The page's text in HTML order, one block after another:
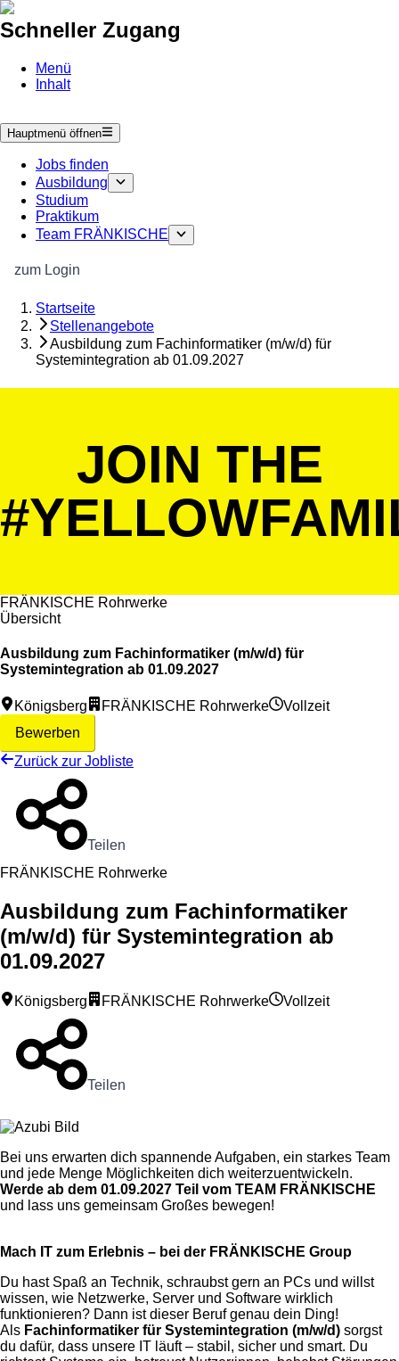
Schneller Zugang
Menü
Inhalt
Hauptmenü öffnen
Jobs finden
Ausbildung
Studium
Praktikum
Team FRÄNKISCHE
zum Login
Startseite
Stellenangebote
Ausbildung zum Fachinformatiker (m/w/d) für
Systemintegration ab 01.09.2027
JOIN THE
FRÄNKISCHE Rohrwerke
Übersicht
Ausbildung zum Fachinformatiker (m/w/d) für
Systemintegration ab 01.09.2027
Königsberg FRÄNKISCHE Rohrwerke
Vollzeit
Bewerben
Zurück zur Jobliste
Teilen
FRÄNKISCHE Rohrwerke
Ausbildung zum Fachinformatiker
(m/w/d) für Systemintegration ab
01.09.2027
Königsberg FRÄNKISCHE Rohrwerke Vollzeit
Teilen
Bei uns erwarten dich spannende Aufgaben, ein starkes Team
und jede Menge Möglichkeiten dich weiterzuentwickeln.
Werde ab dem 01.09.2027 Teil vom TEAM FRÄNKISCHE
und lass uns gemeinsam Großes bewegen!
Mach IT zum Erlebnis – bei der FRÄNKISCHE Group
Du hast Spaß an Technik, schraubst gern an PCs und willst
wissen, wie Netzwerke, Server und Software wirklich
funktionieren? Dann ist dieser Beruf genau dein Ding!
Als Fachinformatiker für Systemintegration (m/w/d) sorgst
du dafür, dass unsere IT läuft – stabil, sicher und smart. Du